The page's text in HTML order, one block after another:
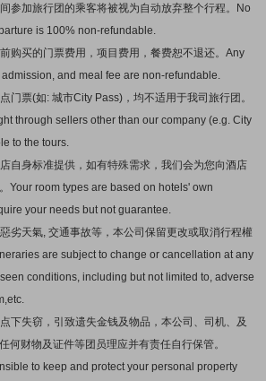
参加旅行团的乘客将被视为自动放弃整个行程。No
is 100% non-refundable.
购买的门票费用，项目费用，餐费恕不退还。Any
and meal fee are non-refundable.
门票(如: 城市City Pass)，均不适用于我司旅行团。
through sellers other than our company (e.g. City
to the tours.
自身标准提供，如有特殊需求，我们会为您向酒店
Your room types are based on hotels' own
your needs but not guarantee.
劣天氣, 交通事故等，本公司保留更改或取消行程權
are subject to change or cancellation at any
conditions, including but not limited to, adverse
下失窃，引致遗失金钱及物品，本公司、司机、及
何财物及证件等团员理应并有责任自行保管。
to keep and protect your personal property